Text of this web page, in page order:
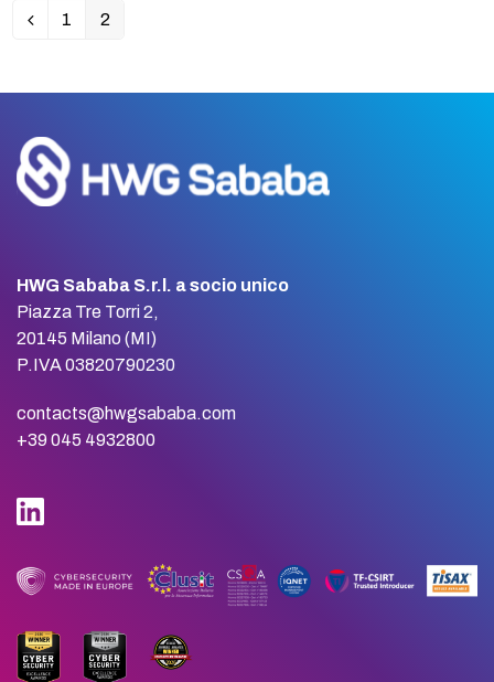
Precedente
Pagina
1 Pagina
2
HWG Sababa S.r.l. a socio unico
Piazza Tre Torri 2,
20145 Milano (MI)
P.IVA 03820790230
contacts@hwgsababa.com
+39 045 4932800